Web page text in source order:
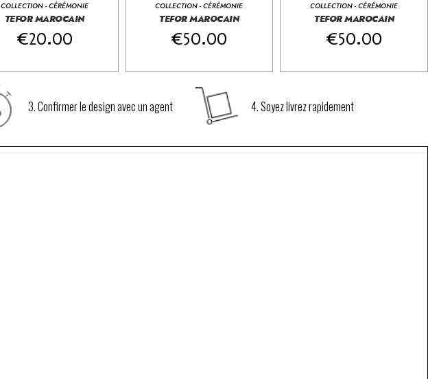
COLLECTION - CÉRÉMONIE
TEFOR MAROCAIN
€20.00
COLLECTION - CÉRÉMONIE
TEFOR MAROCAIN
€50.00
COLLECTION - CÉRÉMONIE
TEFOR MAROCAIN
€50.00
AJOUTEZ AU PANIER
€ AJOUTEZ AU PANIER
3. Confirmer le design avec un agent 4. Soyez livrez rapidement